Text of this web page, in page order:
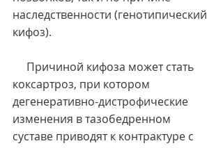
наследственности (генотипический
кифоз).
коксартроз, при котором
дегенеративно-дистрофические
изменения в тазобедренном
суставе приводят к контрактуре с